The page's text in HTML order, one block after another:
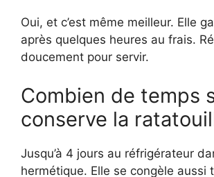
Oui, et c’est même meilleur. Elle
après quelques heures au frais.
doucement pour servir.
Combien de temps
conserve la
Jusqu’à 4 jours au réfrigérateur
hermétique. Elle se congèle aussi